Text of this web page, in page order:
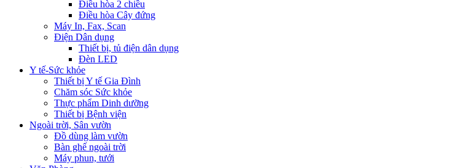
Điều hòa 2 chiều
Điều hòa Cây đứng
Máy In, Fax, Scan
Điện Dân dụng
Thiết bị, tủ điện dân dụng
Đèn LED
Y tế-Sức khỏe
Thiết bị Y tế Gia Đình
Chăm sóc Sức khỏe
Thực phẩm Dinh dưỡng
Thiết bị Bệnh viện
Ngoài trời, Sân vườn
Đồ dùng làm vườn
Bàn ghế ngoài trời
Máy phun, tưới